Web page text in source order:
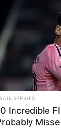
Incredible